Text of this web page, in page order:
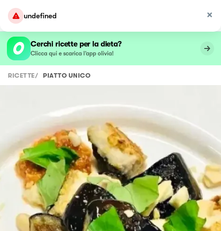
undefined
Cerchi ricette per la dieta?
Clicca qui e scarica l’app olivia!
RICETTE/ PIATTO UNICO